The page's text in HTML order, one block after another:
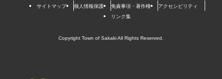
サイトマップ 個人情報保護 免責事項・著作権
アクセシビリティ
リンク集
Copyright Town of Sakaki All Rights Reserved.